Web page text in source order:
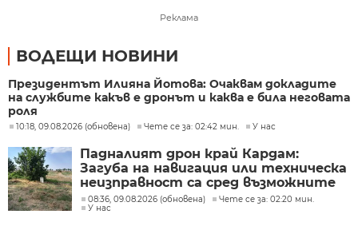
Реклама
ВОДЕЩИ НОВИНИ
Президентът Илияна Йотова: Очаквам докладите
на службите какъв е дронът и каква е била неговата
роля
10:18, 09.08.2026 (обновена) Чете се за: 02:42 мин. У нас
Падналият дрон край Кардам:
Загуба на навигация или техническа
неизправност са сред възможните
причини
08:36, 09.08.2026 (обновена)
Чете се за: 02:20 мин.
У нас